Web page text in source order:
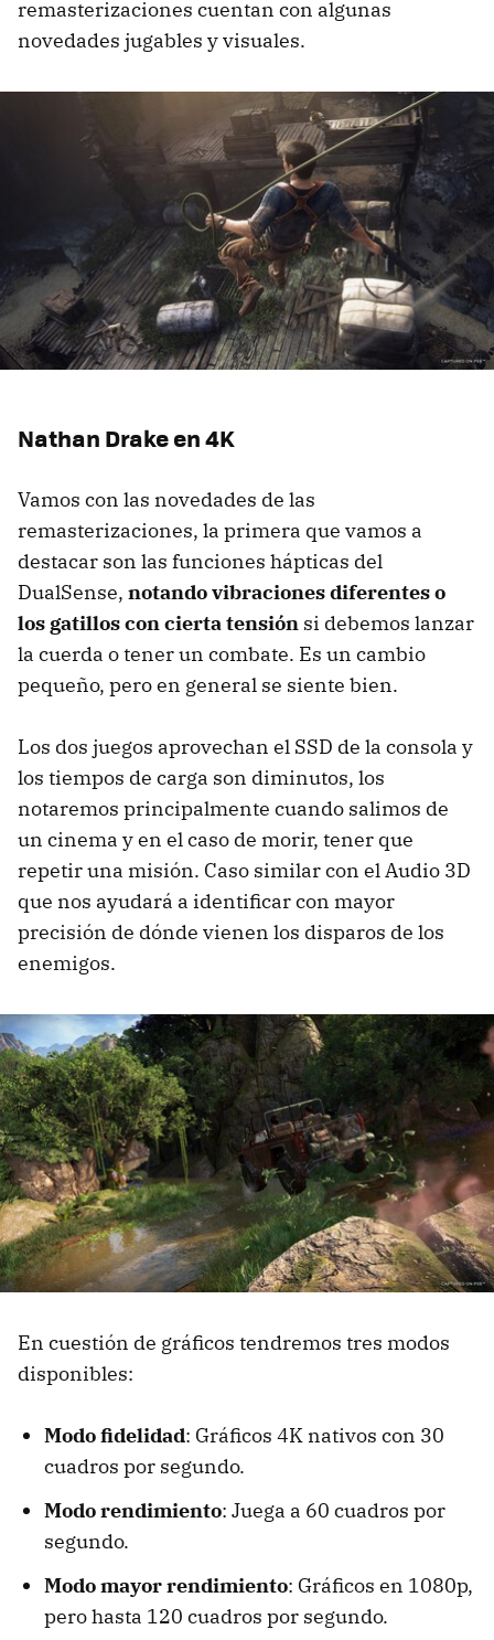
remasterizaciones cuentan con algunas
novedades jugables y visuales.
Nathan Drake en 4K
Vamos con las novedades de las
remasterizaciones, la primera que vamos a
destacar son las funciones hápticas del
DualSense, notando vibraciones diferentes o
los gatillos con cierta tensión si debemos lanzar
la cuerda o tener un combate. Es un cambio
pequeño, pero en general se siente bien.
Los dos juegos aprovechan el SSD de la consola y
los tiempos de carga son diminutos, los
notaremos principalmente cuando salimos de
un cinema y en el caso de morir, tener que
repetir una misión. Caso similar con el Audio 3D
que nos ayudará a identificar con mayor
precisión de dónde vienen los disparos de los
enemigos.
En cuestión de gráficos tendremos tres modos
disponibles:
Modo fidelidad: Gráficos 4K nativos con 30
cuadros por segundo.
Modo rendimiento: Juega a 60 cuadros por
segundo.
Modo mayor rendimiento: Gráficos en 1080p,
pero hasta 120 cuadros por segundo.